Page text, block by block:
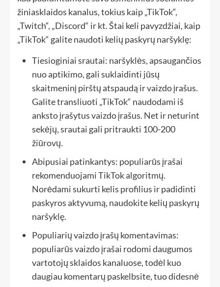
žiniasklaidos kanalus, tokius kaip „TikTok“,
„Twitch“, „Discord“ ir kt. Štai keli pavyzdžiai, kaip
„TikTok“ galite naudoti kelių paskyrų naršyklę:
Tiesioginiai srautai: naršyklės, apsaugančios
nuo aptikimo, gali suklaidinti jūsų
skaitmeninį pirštų atspaudą ir vaizdo įrašus.
Galite transliuoti „TikTok“ naudodami iš
anksto įrašytus vaizdo įrašus. Net ir neturint
sekėjų, srautai gali pritraukti 100-200
žiūrovų.
Abipusiai patinkantys: populiarūs įrašai
rekomenduojami TikTok algoritmų.
Norėdami sukurti kelis profilius ir padidinti
paskyros aktyvumą, naudokite kelių paskyrų
naršyklę.
Populiarių vaizdo įrašų komentavimas:
populiarūs vaizdo įrašai rodomi daugumos
vartotojų sklaidos kanaluose, todėl kuo
daugiau komentarų paskelbsite, tuo didesnė